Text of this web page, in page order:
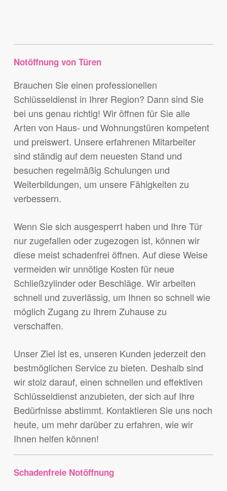
Notöffnung von Türen
Brauchen Sie einen professionellen
Schlüsseldienst in Ihrer Region? Dann sind Sie
bei uns genau richtig! Wir öffnen für Sie alle
Arten von Haus- und Wohnungstüren kompetent
und preiswert. Unsere erfahrenen Mitarbeiter
sind ständig auf dem neuesten Stand und
besuchen regelmäßig Schulungen und
Weiterbildungen, um unsere Fähigkeiten zu
verbessern.
Wenn Sie sich ausgesperrt haben und Ihre Tür
nur zugefallen oder zugezogen ist, können wir
diese meist schadenfrei öffnen. Auf diese Weise
vermeiden wir unnötige Kosten für neue
Schließzylinder oder Beschläge. Wir arbeiten
schnell und zuverlässig, um Ihnen so schnell wie
möglich Zugang zu Ihrem Zuhause zu
verschaffen.
Unser Ziel ist es, unseren Kunden jederzeit den
bestmöglichen Service zu bieten. Deshalb sind
wir stolz darauf, einen schnellen und effektiven
Schlüsseldienst anzubieten, der sich auf Ihre
Bedürfnisse abstimmt. Kontaktieren Sie uns noch
heute, um mehr darüber zu erfahren, wie wir
Ihnen helfen können!
Schadenfreie Notöffnung